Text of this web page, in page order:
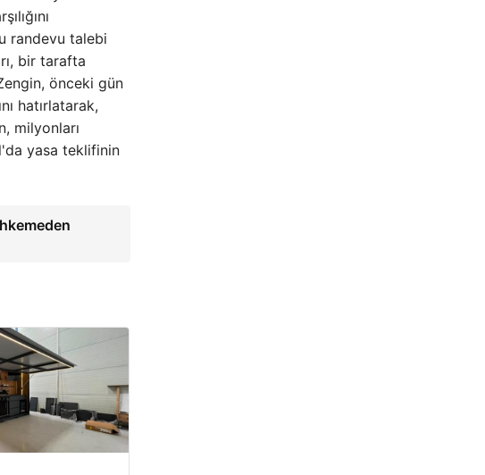
randevu talebi
bir tarafta
önceki gün
hatırlatarak,
milyonları
yasa teklifinin